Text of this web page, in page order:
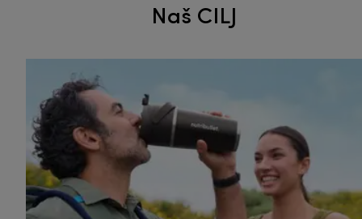
Naš CILJ